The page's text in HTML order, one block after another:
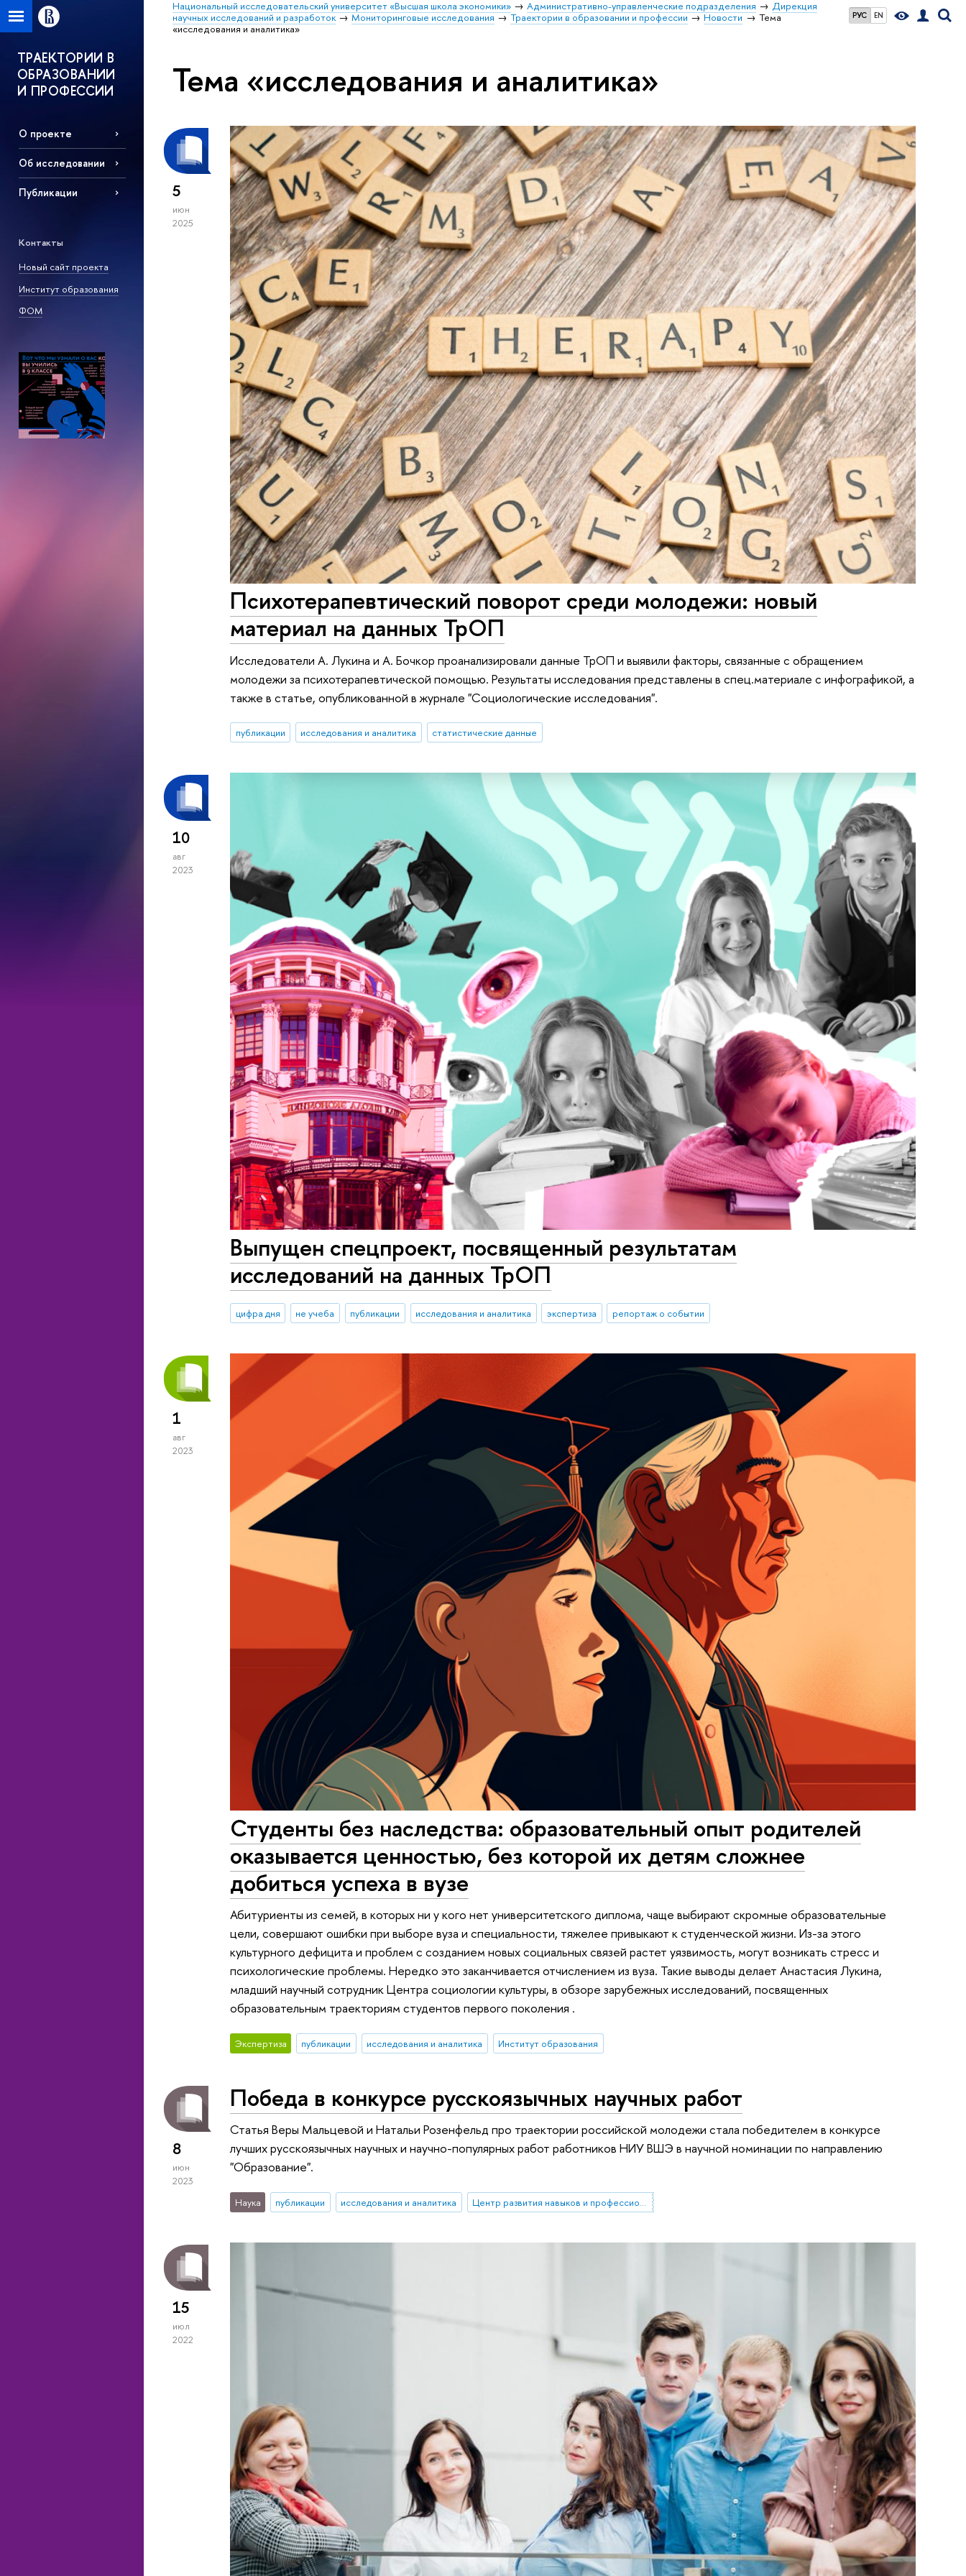
РУС EN
Национальный исследовательский университет «Высшая школа экономики» Административно-управленческие подразделения
Дирекция
научных исследований и разработок
Мониторинговые исследования Траектории в образовании и профессии Новости
Тема
«исследования и аналитика»
ТРАЕКТОРИИ В
ОБРАЗОВАНИИ
И ПРОФЕССИИ
О проекте
Об исследовании
Публикации
Контакты
Новый сайт проекта
Институт образования
ФОМ
Тема «исследования и аналитика»
5
июн
2025
Психотерапевтический поворот среди молодежи: новый
материал на данных ТрОП
Исследователи А. Лукина и А. Бочкор проанализировали данные ТрОП и выявили факторы, связанные с обращением
молодежи за психотерапевтической помощью. Результаты исследования представлены в спец.материале с инфографикой, а
также в статье, опубликованной в журнале "Социологические исследования".
публикации исследования и аналитика статистические данные
10
авг
2023
Выпущен спецпроект, посвященный результатам
исследований на данных ТрОП
цифра дня не учеба публикации исследования и аналитика экспертиза репортаж о событии
1
авг
2023
Студенты без наследства: образовательный опыт родителей
оказывается ценностью, без которой их детям сложнее
добиться успеха в вузе
Абитуриенты из семей, в которых ни у кого нет университетского диплома, чаще выбирают скромные образовательные
цели, совершают ошибки при выборе вуза и специальности, тяжелее привыкают к студенческой жизни. Из-за этого
культурного дефицита и проблем с созданием новых социальных связей растет уязвимость, могут возникать стресс и
психологические проблемы. Нередко это заканчивается отчислением из вуза. Такие выводы делает Анастасия Лукина,
младший научный сотрудник Центра социологии культуры, в обзоре зарубежных исследований, посвященных
образовательным траекториям студентов первого поколения .
Экспертиза публикации исследования и аналитика Институт образования
8
июн
2023
Победа в конкурсе русскоязычных научных работ
Статья Веры Мальцевой и Натальи Розенфельд про траектории российской молодежи стала победителем в конкурсе
лучших русскоязычных научных и научно-популярных работ работников НИУ ВШЭ в научной номинации по направлению
"Образование".
Наука публикации исследования и аналитика Центр развития навыков и профессионального образования
15
июл
2022